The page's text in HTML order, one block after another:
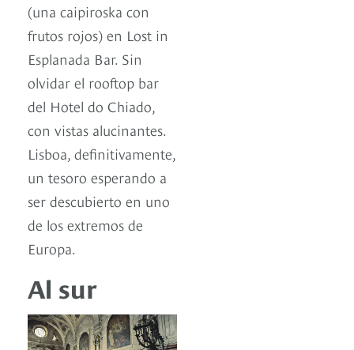
(una caipiroska con
frutos rojos) en Lost in
Esplanada Bar. Sin
olvidar el rooftop bar
del Hotel do Chiado,
con vistas alucinantes.
Lisboa, definitivamente,
un tesoro esperando a
ser descubierto en uno
de los extremos de
Europa.
Al sur